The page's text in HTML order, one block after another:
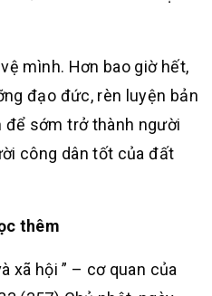
mình. Hơn bao giờ hết,
đạo đức, rèn luyện bản
để sớm trở thành người
công dân tốt của đất
thêm
xã hội ” – cơ quan của